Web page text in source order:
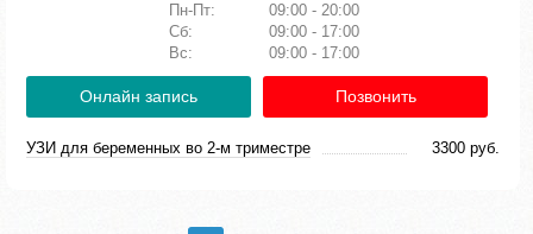
Пн-Пт:
09:00 - 20:00
Сб:
09:00 - 17:00
Вс:
09:00 - 17:00
Онлайн запись Позвонить
УЗИ для беременных во 2-м триместре 3300 руб.